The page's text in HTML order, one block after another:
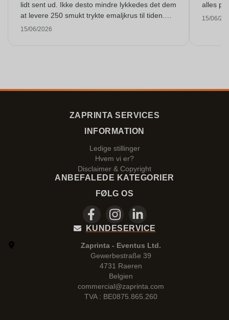
lidt sent ud. Ikke desto mindre lykkedes det dem
at levere 250 smukt trykte emaljkrus til tiden.
Jeg er meget tilfreds med dem. Mange tak!
15/06/2026
alles
15/06/
ZAPRINTA SERVICES
INFORMATION
Ledige stillinger
Hvem vi er?
Disclaimer & Copyright
ANBEFALEDE KATEGORIER
FØLG OS
KUNDESERVICE
Zaprinta - Eventus Ltd.
Gewerbestraße 39
4731 Raeren
Belgien
commercial@zaprinta.com
TVA : BE0875.865.260